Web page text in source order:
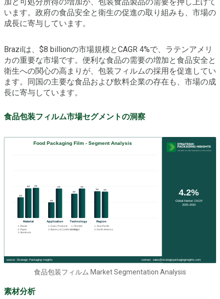
います。政府の食品安全と衛生の促進の取り組みも、市場の
成長に寄与しています。
Brazilは、$8 billionの市場規模とCAGR 4%で、ラテンアメリ
カの重要な市場です。便利な食品の需要の増加と食品安全と
衛生への関心の高まりが、包装フィルムの採用を促進してい
ます。同国の主要な食品および飲料企業の存在も、市場の成
長に寄与しています。
食品包装フィルム市場セグメントの洞察
食品包装フィルム Market Segmentation Analysis
素材分析